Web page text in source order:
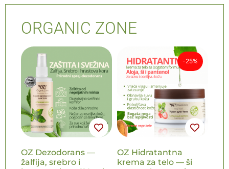
ORGANIC ZONE
NOVO
OZ Dezodorans —
žalfija, srebro i
NOVO
-25%
OZ Hidratantna
krema za telo — ši